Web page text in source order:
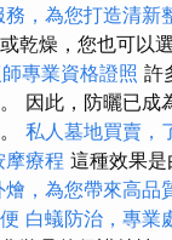
務，為您打造清新
乾燥，您也可以
專業資格證照 許
因此，防曬已成
私人墓地買賣，
摩療程 這種效果
燴，為您帶來高品
白蟻防治，專業